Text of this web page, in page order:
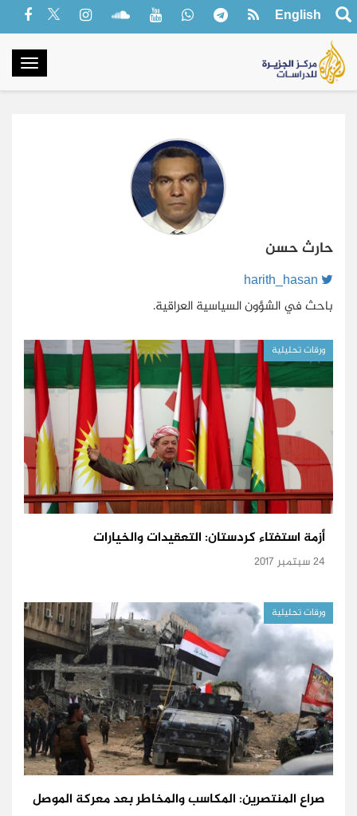
English
حارث حسن
باحث في الشؤون السياسية العراقية.
ورقات تحليلية
أزمة استفتاء كردستان: التعقيدات والخيارات
24 سبتمبر 2017
ورقات تحليلية
صراع المنتصرين: المكاسب والمخاطر بعد معركة الموصل